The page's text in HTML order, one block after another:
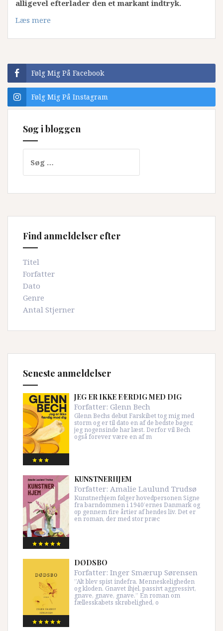
alligevel efterlader den et markant indtryk.
Læs mere
Følg Mig På Facebook
Følg Mig På Instagram
Søg i bloggen
efter:
Find anmeldelser efter
Titel
Forfatter
Dato
Genre
Antal Stjerner
Seneste anmeldelser
JEG ER IKKE FÆRDIG MED DIG
Forfatter: Glenn Bech
Glenn Bechs debut Farskibet tog mig med
storm og er til dato en af de bedste bøger,
jeg nogensinde har læst. Derfor vil Bech
også forever være en af m
KUNSTNERHJEM
Forfatter: Amalie Laulund Trudsø
Kunstnerhjem følger hovedpersonen Signe
fra barndommen i 1940’ernes Danmark og
op gennem fire årtier af hendes liv. Det er
en roman, der med stor præc
DØDSBO
Forfatter: Inger Smærup Sørensen
”Alt blev spist indefra. Menneskeligheden
og kloden. Gnavet ihjel, passivt aggressivt,
gnave, gnave, gnave.” En roman om
fællesskabets skrøbelighed, o